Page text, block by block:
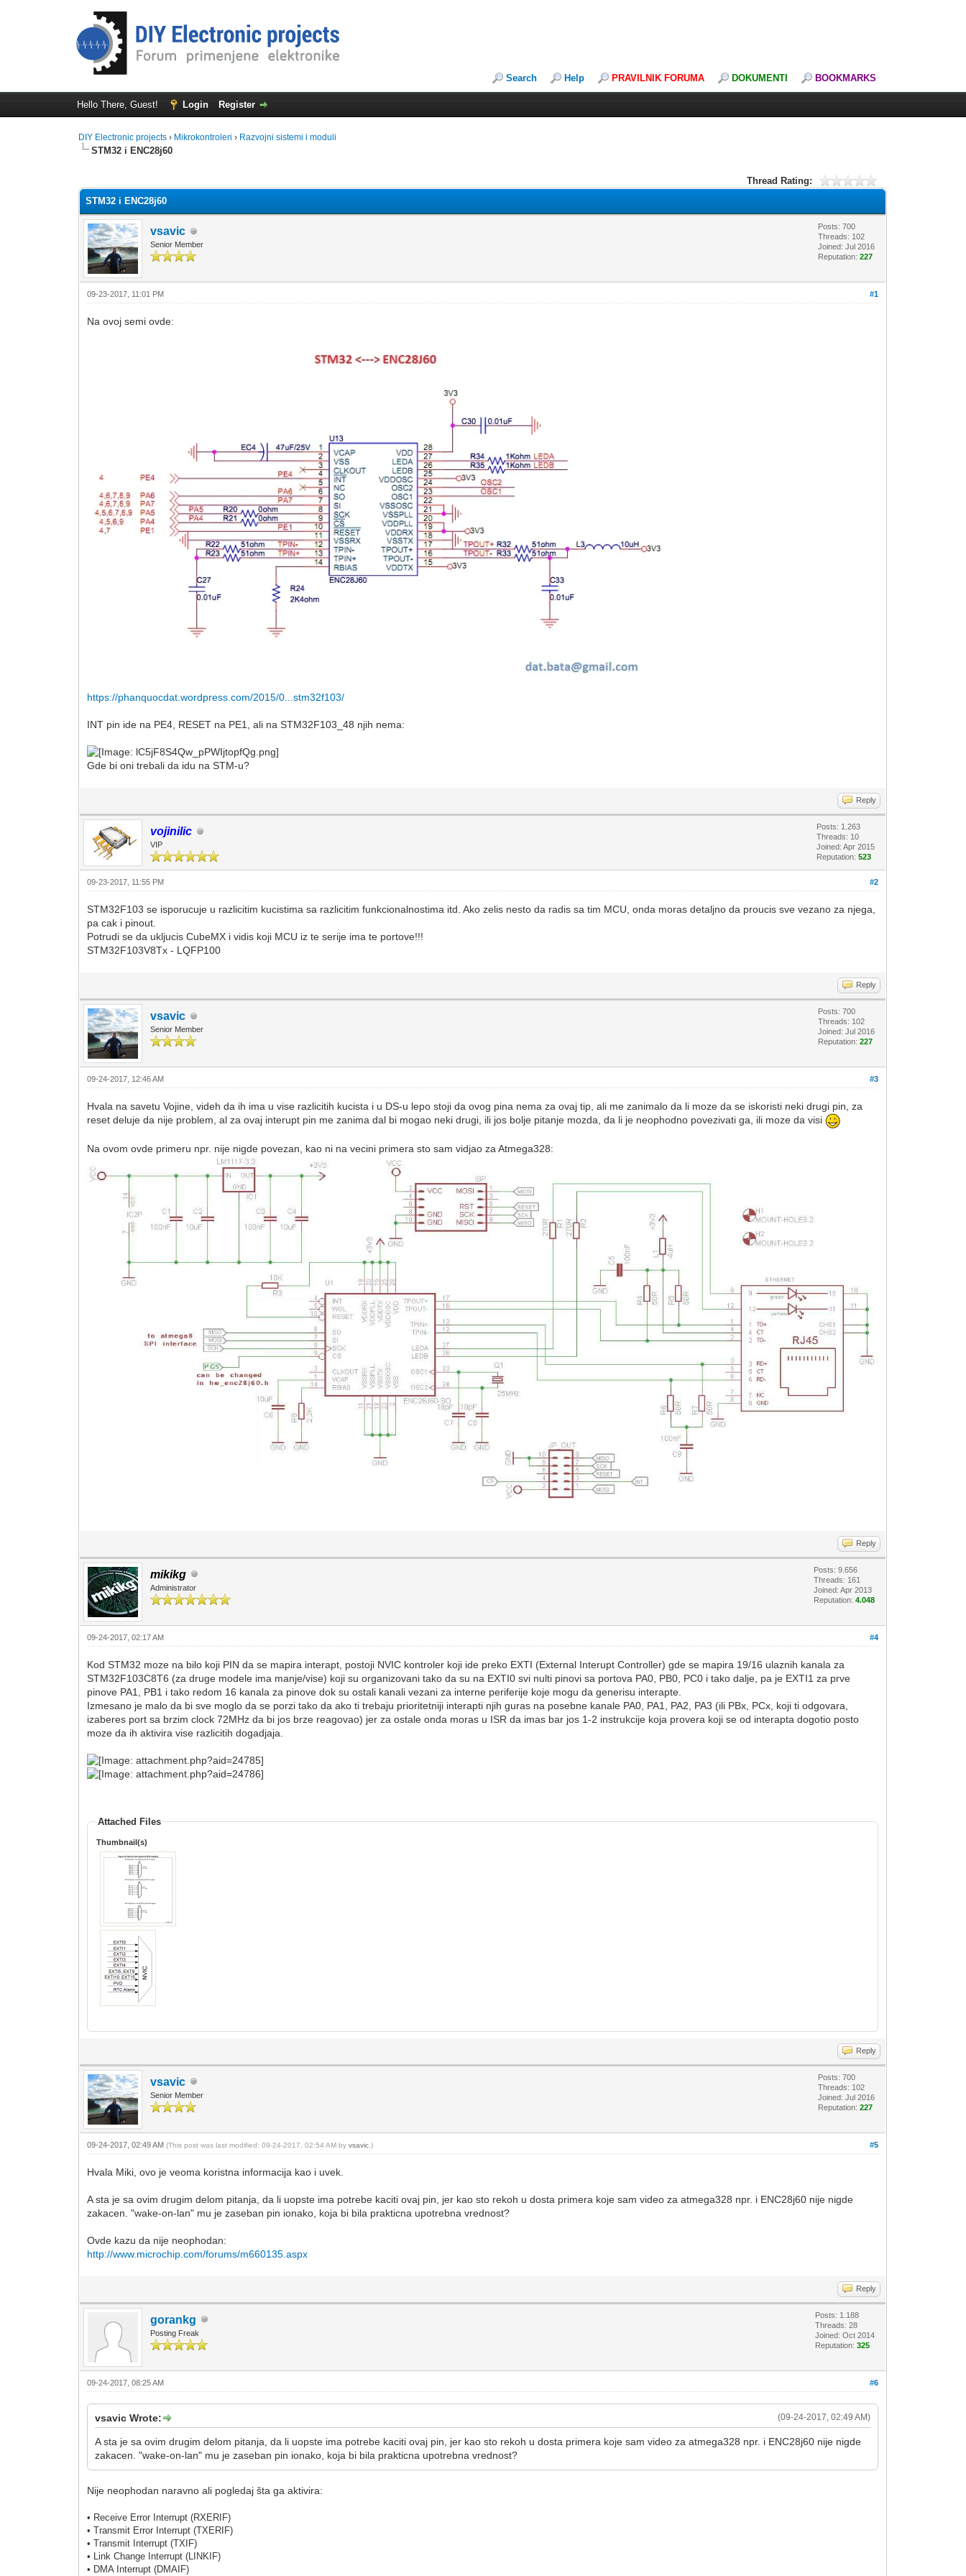
Search Help PRAVILNIK FORUMA DOKUMENTI BOOKMARKS
Hello There, Guest! Login Register
DIY Electronic projects › Mikrokontroleri › Razvojni sistemi i moduli
STM32 i ENC28j60
Thread Rating:
STM32 i ENC28j60
vsavic
Senior Member
Posts: 700
Threads: 102
Joined: Jul 2016
Reputation:227
#1
09-23-2017, 11:01 PM
Na ovoj semi ovde:
https://phanquocdat.wordpress.com/2015/0...stm32f103/
INT pin ide na PE4, RESET na PE1, ali na STM32F103_48 njih nema:
Gde bi oni trebali da idu na STM-u?
Reply
vojinilic
VIP
Posts: 1.263
Threads: 10
Joined: Apr 2015
Reputation:523
#2
09-23-2017, 11:55 PM
STM32F103 se isporucuje u razlicitim kucistima sa razlicitim funkcionalnostima itd. Ako zelis nesto da radis sa tim MCU, onda moras detaljno da proucis sve vezano za njega,
pa cak i pinout.
Potrudi se da ukljucis CubeMX i vidis koji MCU iz te serije ima te portove!!!
STM32F103V8Tx - LQFP100
Reply
vsavic
Senior Member
Posts: 700
Threads: 102
Joined: Jul 2016
Reputation:227
#3
09-24-2017, 12:46 AM
Hvala na savetu Vojine, videh da ih ima u vise razlicitih kucista i u DS-u lepo stoji da ovog pina nema za ovaj tip, ali me zanimalo da li moze da se iskoristi neki drugi pin, za
reset deluje da nije problem, al za ovaj interupt pin me zanima dal bi mogao neki drugi, ili jos bolje pitanje mozda, da li je neophodno povezivati ga, ili moze da visi
Na ovom ovde primeru npr. nije nigde povezan, kao ni na vecini primera sto sam vidjao za Atmega328:
Reply
mikikg
Administrator
Posts: 9.656
Threads: 161
Joined: Apr 2013
Reputation:4.048
#4
09-24-2017, 02:17 AM
Kod STM32 moze na bilo koji PIN da se mapira interapt, postoji NVIC kontroler koji ide preko EXTI (External Interupt Controller) gde se mapira 19/16 ulaznih kanala za
STM32F103C8T6 (za druge modele ima manje/vise) koji su organizovani tako da su na EXTI0 svi nulti pinovi sa portova PA0, PB0, PC0 i tako dalje, pa je EXTI1 za prve
pinove PA1, PB1 i tako redom 16 kanala za pinove dok su ostali kanali vezani za interne periferije koje mogu da generisu interapte.
Izmesano je malo da bi sve moglo da se porzi tako da ako ti trebaju prioritetniji interapti njih guras na posebne kanale PA0, PA1, PA2, PA3 (ili PBx, PCx, koji ti odgovara,
izaberes port sa brzim clock 72MHz da bi jos brze reagovao) jer za ostale onda moras u ISR da imas bar jos 1-2 instrukcije koja provera koji se od interapta dogotio posto
moze da ih aktivira vise razlicitih dogadjaja.
Attached Files
Thumbnail(s)
Reply
vsavic
Senior Member
Posts: 700
Threads: 102
Joined: Jul 2016
Reputation:227
#5
09-24-2017, 02:49 AM(This post was last modified: 09-24-2017, 02:54 AM byvsavic .)
Hvala Miki, ovo je veoma koristna informacija kao i uvek.
A sta je sa ovim drugim delom pitanja, da li uopste ima potrebe kaciti ovaj pin, jer kao sto rekoh u dosta primera koje sam video za atmega328 npr. i ENC28j60 nije nigde
zakacen. "wake-on-lan" mu je zaseban pin ionako, koja bi bila prakticna upotrebna vrednost?
Ovde kazu da nije neophodan:
http://www.microchip.com/forums/m660135.aspx
Reply
gorankg
Posting Freak
Posts: 1.188
Threads: 28
Joined: Oct 2014
Reputation:325
#6
09-24-2017, 08:25 AM
(09-24-2017, 02:49 AM)
vsavic Wrote:
A sta je sa ovim drugim delom pitanja, da li uopste ima potrebe kaciti ovaj pin, jer kao sto rekoh u dosta primera koje sam video za atmega328 npr. i ENC28j60 nije nigde
zakacen. "wake-on-lan" mu je zaseban pin ionako, koja bi bila prakticna upotrebna vrednost?
Nije neophodan naravno ali pogledaj šta ga aktivira:
• Receive Error Interrupt (RXERIF)
• Transmit Error Interrupt (TXERIF)
• Transmit Interrupt (TXIF)
• Link Change Interrupt (LINKIF)
• DMA Interrupt (DMAIF)